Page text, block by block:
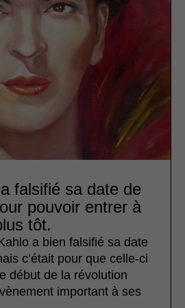
falsifié sa date de
pouvoir entrer à
tôt.
a bien falsifié sa date
c’était pour que celle-ci
début de la révolution
important à ses